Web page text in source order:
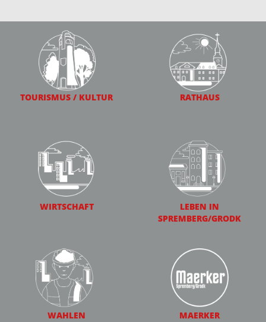
TOURISMUS / KULTUR RATHAUS
WIRTSCHAFT
LEBEN IN
SPREMBERG/GRODK
WAHLEN MAERKER